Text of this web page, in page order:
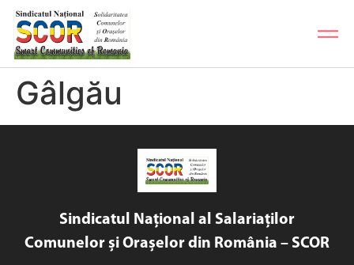
Gâlgău
Sindicatul Național al Salariaților
Comunelor și Orașelor din România – SCOR